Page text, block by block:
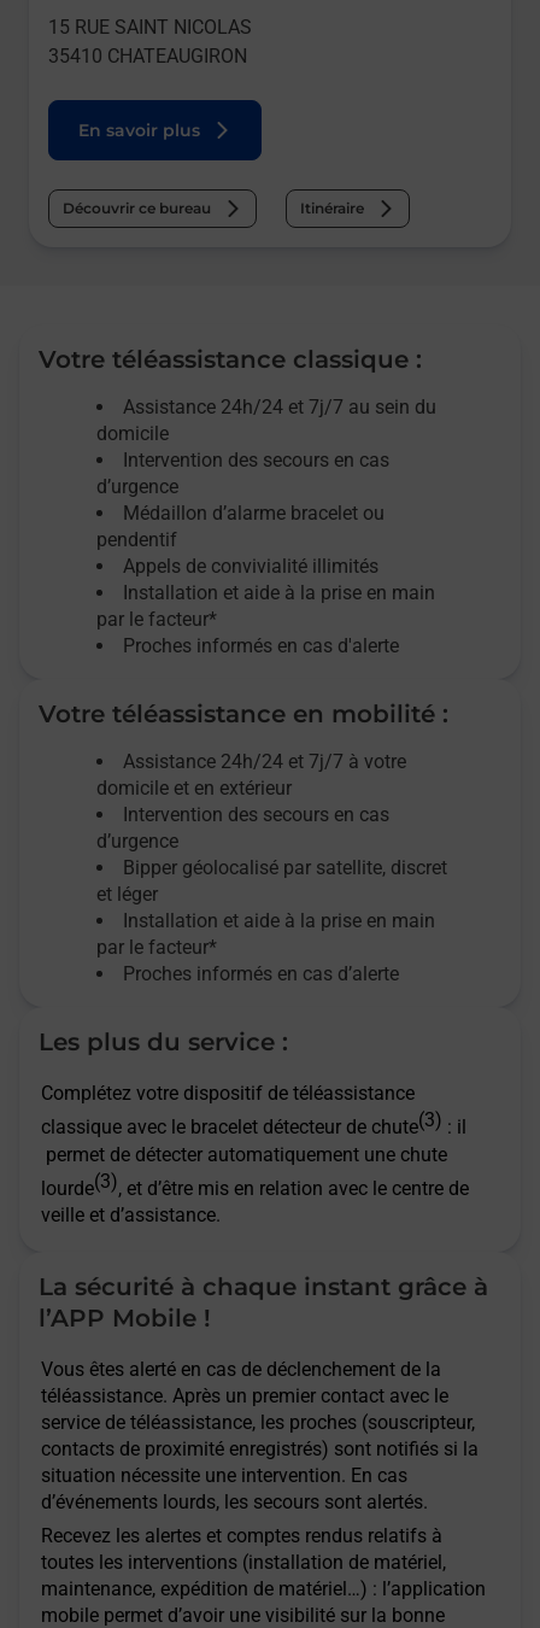
15 RUE SAINT NICOLAS
35410 CHATEAUGIRON
En savoir plus
Découvrir ce bureau Itinéraire
Votre téléassistance classique :
Assistance 24h/24 et 7j/7 au sein du
domicile
Intervention des secours en cas
d’urgence
Médaillon d’alarme bracelet ou
pendentif
Appels de convivialité illimités
Installation et aide à la prise en main
par le facteur*
Proches informés en cas d'alerte
Votre téléassistance en mobilité :
Assistance 24h/24 et 7j/7 à votre
domicile et en extérieur
Intervention des secours en cas
d’urgence
Bipper géolocalisé par satellite, discret
et léger
Installation et aide à la prise en main
par le facteur*
Proches informés en cas d’alerte
Les plus du service :
Complétez votre dispositif de téléassistance
classique avec le bracelet détecteur de chute(3) : il
permet de détecter automatiquement une chute
lourde(3), et d’être mis en relation avec le centre de
veille et d’assistance.
La sécurité à chaque instant grâce à
l’APP Mobile !
Vous êtes alerté en cas de déclenchement de la
téléassistance. Après un premier contact avec le
service de téléassistance, les proches (souscripteur,
contacts de proximité enregistrés) sont notifiés si la
situation nécessite une intervention. En cas
d’événements lourds, les secours sont alertés.
Recevez les alertes et comptes rendus relatifs à
toutes les interventions (installation de matériel,
maintenance, expédition de matériel…) : l’application
mobile permet d’avoir une visibilité sur la bonne